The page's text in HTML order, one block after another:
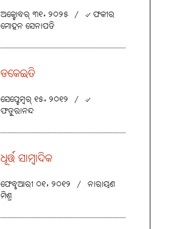
ଅକ୍ଟୋବର୍ ୩୧, ୨୦୨୫ / ୰ ଫକୀର
ମୋହନ ସେନାପତି
ଡକେଇତି
ସେପ୍ଟେମ୍ବର୍ ୧୫, ୨୦୧୨ / ୰
ଫତୁରାନନ୍ଦ
ଧୂର୍ତ୍ତ ସାମ୍ବାଦିକ
ଫେବୃଆରୀ ୦୧, ୨୦୧୨ / ନାରାୟଣ
ମିଶ୍ର